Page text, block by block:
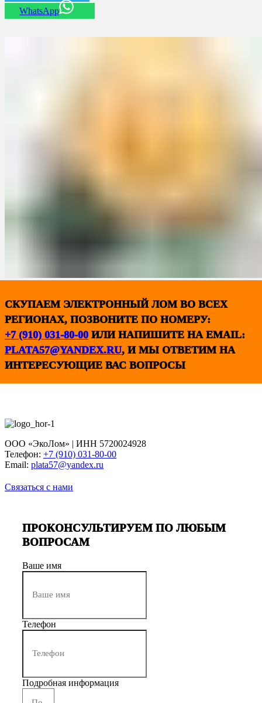
WhatsApp
СКУПАЕМ ЭЛЕКТРОННЫЙ ЛОМ ВО ВСЕХ
РЕГИОНАХ, ПОЗВОНИТЕ ПО НОМЕРУ:
+7 (910) 031-80-00 ИЛИ НАПИШИТЕ НА EMAIL:
PLATA57@YANDEX.RU, И МЫ ОТВЕТИМ НА
ИНТЕРЕСУЮЩИЕ ВАС ВОПРОСЫ
ООО «ЭкоЛом» | ИНН 5720024928
Телефон: +7 (910) 031-80-00
Email: plata57@yandex.ru
Связаться с нами
ПРОКОНСУЛЬТИРУЕМ ПО ЛЮБЫМ
ВОПРОСАМ
Ваше имя
Телефон
Подробная информация